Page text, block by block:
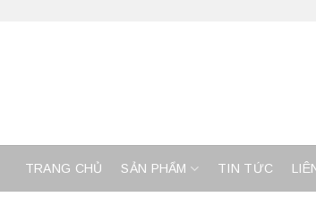
TRANG CHỦ SẢN PHẨM TIN TỨC